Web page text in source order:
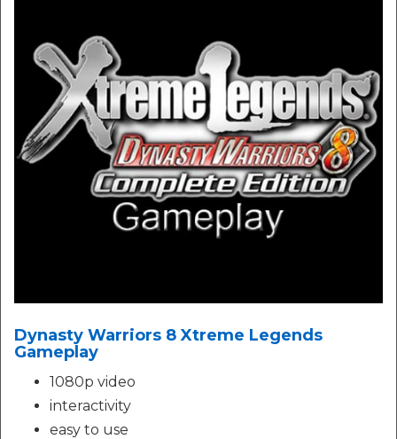
Dynasty Warriors 8 Xtreme Legends
Gameplay
1080p video
interactivity
easy to use